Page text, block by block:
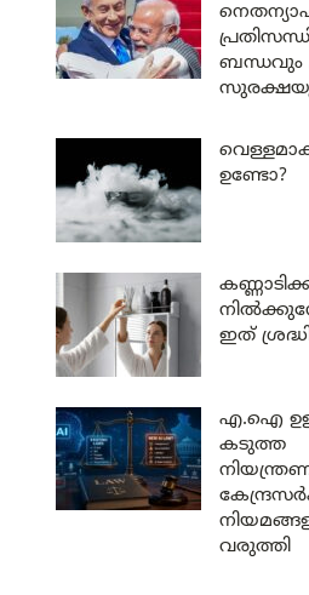
ബന്ധവും
ഉണ്ടോ?
ഇത്
എ.ഐ
കടുത്ത
വരുത്തി